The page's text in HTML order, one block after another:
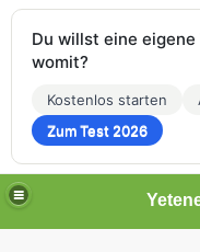
Du willst eine
womit?
Kostenlos starten
Zum Test 2026